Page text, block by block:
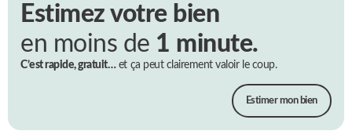
Estimez votre bien
en moins de 1 minute.
C’est rapide, gratuit…et ça peut clairement valoir le coup.
Estimer mon bien